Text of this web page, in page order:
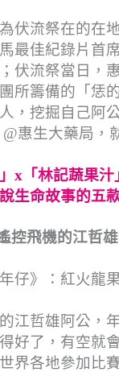
伏流祭在的在
最佳紀錄片首
伏流祭當日，
所籌備的「恁
，挖掘自己阿
惠生大藥局，
x「林記蔬果汁
生命故事的五
控飛機的江哲
年仔》：紅火龍
江哲雄阿公，
好了，有空就
界各地參加比